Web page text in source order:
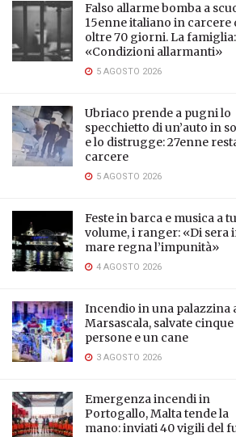
Falso allarme bomba a
15enne italiano in carcere
oltre 70 giorni. La famiglia:
«Condizioni allarmanti»
5 AGOSTO 2026
Ubriaco prende a pugni lo
specchietto di un’auto in
e lo distrugge: 27enne
carcere
5 AGOSTO 2026
Feste in barca e musica a
volume, i ranger: «Di sera
mare regna l’impunità»
4 AGOSTO 2026
Incendio in una palazzina
Marsascala, salvate cinque
persone e un cane
3 AGOSTO 2026
Emergenza incendi in
Portogallo, Malta tende la
mano: inviati 40 vigili del